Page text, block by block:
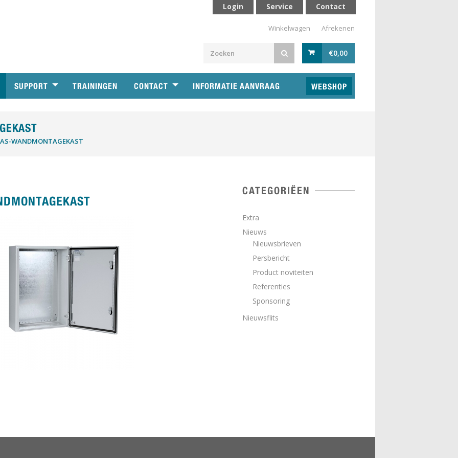
Contact
Service
Login
Winkelwagen Afrekenen
€0,00
SUPPORT TRAININGEN CONTACT INFORMATIE AANVRAAG WEBSHOP
WANDMONTAGEKAST
CATEGORIËEN
Extra
Nieuws
Nieuwsbrieven
Persbericht
Product noviteiten
Referenties
Sponsoring
Nieuwsflits